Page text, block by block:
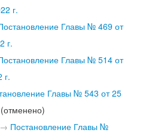
г.
Главы № 469 от
г.
Главы № 514 от
г.
Главы № 543 от 25
(отменено)
→ Постановление Главы №